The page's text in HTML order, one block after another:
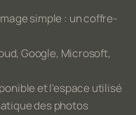
simple : un coffre-
Google, Microsoft,
et l'espace utilisé
des photos